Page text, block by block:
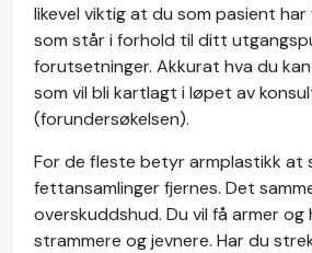
likevel viktig at du som pasient
som står i forhold til ditt
forutsetninger. Akkurat hva du
som vil bli kartlagt i løpet av
(forundersøkelsen).
For de fleste betyr armplastikk at
fettansamlinger fjernes. Det
overskuddshud. Du vil få armer og
strammere og jevnere. Har du